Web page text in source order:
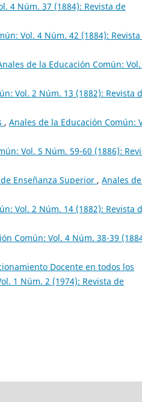
4 Núm. 37 (1884): Revista de
Vol. 4 Núm. 42 (1884):
de la Educación Común:
Vol. 2 Núm. 13 (1882): Revista
, Anales de la Educación Común:
Vol. 5 Núm. 59-60 (1886):
Enseñanza Superior , Anales
Vol. 2 Núm. 14 (1882): Revista
Común: Vol. 4 Núm. 38-39
Docente en todos los
1 Núm. 2 (1974): Revista de